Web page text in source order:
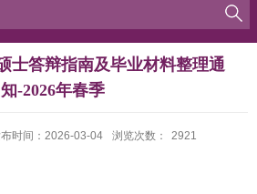
士答辩指南及毕业材料整理通
知-2026年春季
时间：2026-03-04 浏览次数： 2921